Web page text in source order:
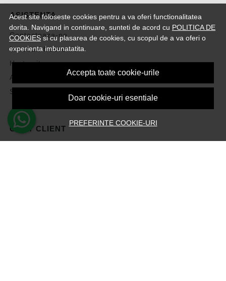
Acest site foloseste cookies pentru a va oferi functionalitatea
dorita. Navigand in continuare, sunteti de acord cu POLITICA DE
COOKIESsi cu plasarea de cookies, cu scopul de a va oferi o
experienta imbunatatita.
Accepta toate cookie-urile
Doar cookie-uri esentiale
PREFERINTE COOKIE-URI
ASISTENTA
Contacteaza-ne
Intrebari frecvente
Harta site
ANPC
Solutionarea litigiilor
CONT CLIENT